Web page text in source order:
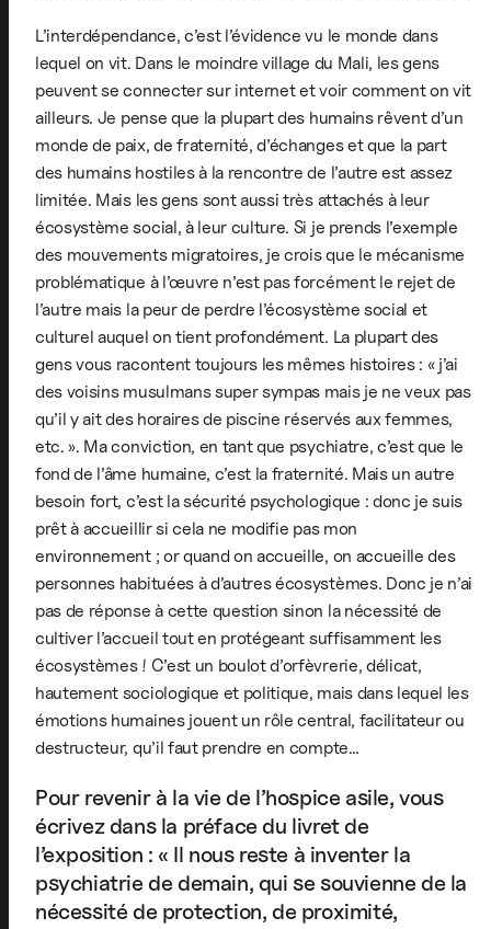
L’interdépendance, c’est l’évidence vu le monde dans
lequel on vit. Dans le moindre village du Mali, les gens
peuvent se connecter sur internet et voir comment on vit
ailleurs. Je pense que la plupart des humains rêvent d’un
monde de paix, de fraternité, d’échanges et que la part
des humains hostiles à la rencontre de l’autre est assez
limitée. Mais les gens sont aussi très attachés à leur
écosystème social, à leur culture. Si je prends l’exemple
des mouvements migratoires, je crois que le mécanisme
problématique à l’œuvre n’est pas forcément le rejet de
l’autre mais la peur de perdre l’écosystème social et
culturel auquel on tient profondément. La plupart des
gens vous racontent toujours les mêmes histoires : « j’ai
des voisins musulmans super sympas mais je ne veux pas
qu’il y ait des horaires de piscine réservés aux femmes,
etc. ». Ma conviction, en tant que psychiatre, c’est que le
fond de l’âme humaine, c’est la fraternité. Mais un autre
besoin fort, c’est la sécurité psychologique : donc je suis
prêt à accueillir si cela ne modifie pas mon
environnement ; or quand on accueille, on accueille des
personnes habituées à d’autres écosystèmes. Donc je n’ai
pas de réponse à cette question sinon la nécessité de
cultiver l’accueil tout en protégeant suffisamment les
écosystèmes ! C’est un boulot d’orfèvrerie, délicat,
hautement sociologique et politique, mais dans lequel les
émotions humaines jouent un rôle central, facilitateur ou
destructeur, qu’il faut prendre en compte…
Pour revenir à la vie de l’hospice asile, vous
écrivez dans la préface du livret de
l’exposition : « Il nous reste à inventer la
psychiatrie de demain, qui se souvienne de la
nécessité de protection, de proximité,